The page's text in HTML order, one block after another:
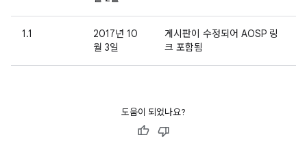
1.1
2017년 10
월 3일
게시판이 수정되어 AOSP 링
크 포함됨
도움이 되었나요?